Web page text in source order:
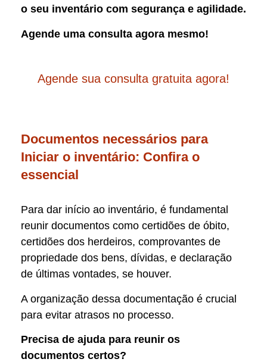
o seu inventário com segurança e agilidade.
Agende uma consulta agora mesmo!
Agende sua consulta gratuita agora!
Documentos necessários para
Iniciar o inventário: Confira o
essencial
Para dar início ao inventário, é fundamental
reunir documentos como certidões de óbito,
certidões dos herdeiros, comprovantes de
propriedade dos bens, dívidas, e declaração
de últimas vontades, se houver.
A organização dessa documentação é crucial
para evitar atrasos no processo.
Precisa de ajuda para reunir os
documentos certos?